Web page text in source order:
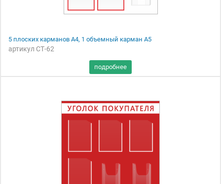
5 плоских карманов А4, 1 объемный карман А5
артикул СТ-62